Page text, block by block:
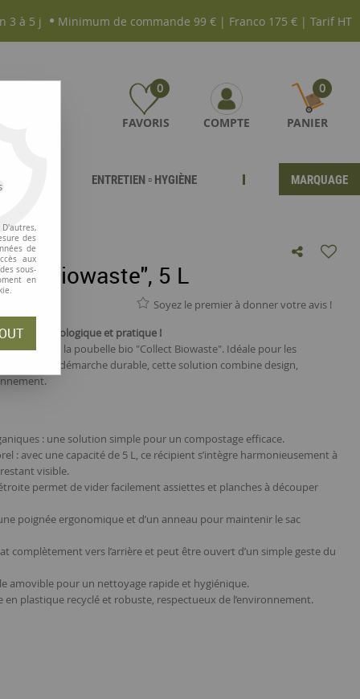
3 à 5 j Minimum de commande 99 € | Franco 175 € | Tarif HT
0
FAVORIS COMPTE
0
PANIER
ENTRETIEN ▫ HYGIÈNE MARQUAGE
Biowaste", 5 L
Soyez le premier à donner votre avis !
du tri écologique et pratique !
avec la poubelle bio "Collect Biowaste". Idéale pour les
dans une démarche durable, cette solution combine design,
: une solution simple pour un compostage efficace.
: avec une capacité de 5 L, ce récipient s’intègre harmonieusement à
visible.
permet de vider facilement assiettes et planches à découper
poignée ergonomique et d’un anneau pour maintenir le sac
complètement vers l’arrière et peut être ouvert d’un simple geste du
amovible pour un nettoyage rapide et hygiénique.
plastique recyclé et robuste, respectueux de l’environnement.
des
de
aux
sous-
en